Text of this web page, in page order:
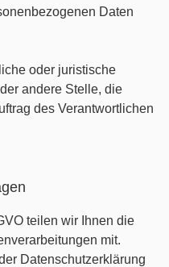
Daten
oder juristische
andere Stelle, die
des Verantwortlichen
teilen wir Ihnen die
mit.
Datenschutzerklärung